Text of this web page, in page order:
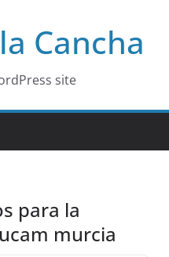
Cancha
site
para la
murcia